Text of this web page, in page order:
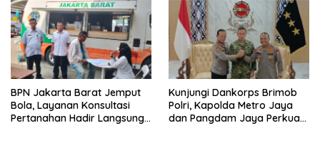
BPN Jakarta Barat Jemput
Bola, Layanan Konsultasi
Pertanahan Hadir Langsung
Kunjungi Dankorps Brimob
Polri, Kapolda Metro Jaya
dan Pangdam Jaya Perkuat